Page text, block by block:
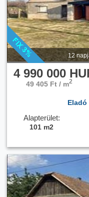
12
4 990 000
49 405 Ft / m2
Alapterület:
101 m2